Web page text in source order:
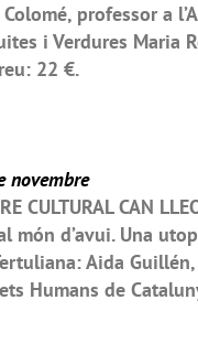
professor a
i Verdures Maria
22 €.
novembre
CULTURAL CAN
món d’avui. Una
Aida
Humans de